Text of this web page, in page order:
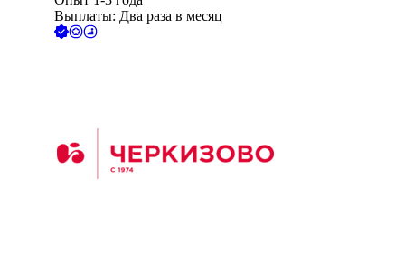
Выплаты: Два раза в месяц